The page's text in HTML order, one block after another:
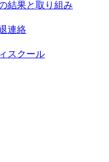
結果と取り組み
連絡
スクール